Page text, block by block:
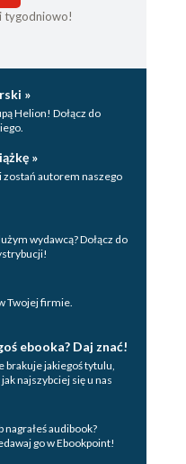
tygodniowo!
»
Helion! Dołącz do
»
zostań autorem naszego
wydawcą? Dołącz do
Twojej firmie.
ebooka? Daj znać!
brakuje jakiegoś tytulu,
najszybciej się u nas
nagrałeś audibook?
go w Ebookpoint!